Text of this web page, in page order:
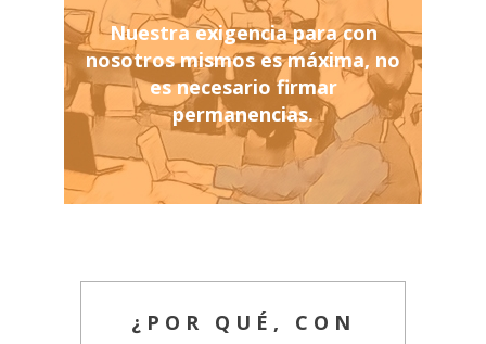
Nuestra exigencia para con
nosotros mismos es máxima, no
es necesario firmar
permanencias.
¿POR QUÉ, CON